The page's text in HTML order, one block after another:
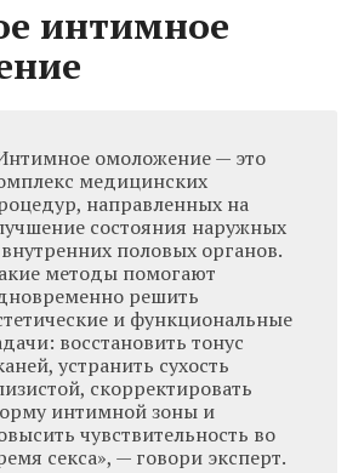
интимное
омоложение — это
медицинских
направленных на
состояния наружных
половых органов.
методы помогают
решить
и функциональные
восстановить тонус
устранить сухость
скорректировать
интимной зоны и
чувствительность во
секса», — говори эксперт.